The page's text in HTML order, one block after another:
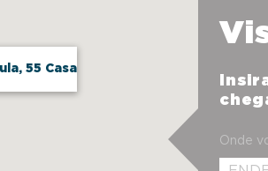
55 Casa
Onde